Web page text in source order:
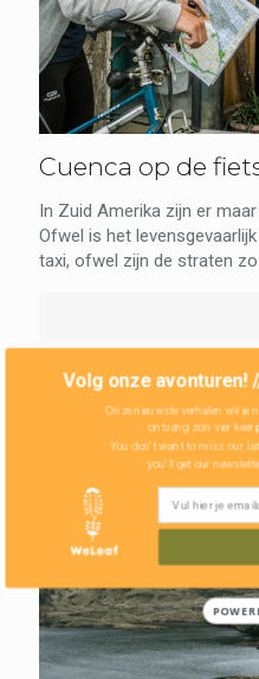
Cuenca op de
In Zuid Amerika zijn er
Ofwel is het
taxi, ofwel zijn de straten zo
Volg onze avonturen!
Onze nieuwste verhalen wil je
ontvang zo'n vier keer
You don't want to miss our
you'll get our